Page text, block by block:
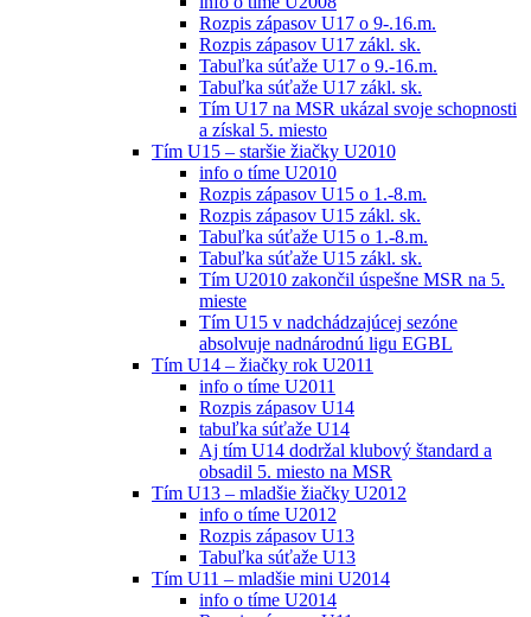
Rozpis zápasov U17 o 9-.16.m.
Rozpis zápasov U17 zákl. sk.
Tabuľka súťaže U17 o 9.-16.m.
Tabuľka súťaže U17 zákl. sk.
Tím U17 na MSR ukázal svoje schopnosti
a získal 5. miesto
Tím U15 – staršie žiačky U2010
info o tíme U2010
Rozpis zápasov U15 o 1.-8.m.
Rozpis zápasov U15 zákl. sk.
Tabuľka súťaže U15 o 1.-8.m.
Tabuľka súťaže U15 zákl. sk.
Tím U2010 zakončil úspešne MSR na 5.
mieste
Tím U15 v nadchádzajúcej sezóne
absolvuje nadnárodnú ligu EGBL
Tím U14 – žiačky rok U2011
info o tíme U2011
Rozpis zápasov U14
tabuľka súťaže U14
Aj tím U14 dodržal klubový štandard a
obsadil 5. miesto na MSR
Tím U13 – mladšie žiačky U2012
info o tíme U2012
Rozpis zápasov U13
Tabuľka súťaže U13
Tím U11 – mladšie mini U2014
info o tíme U2014